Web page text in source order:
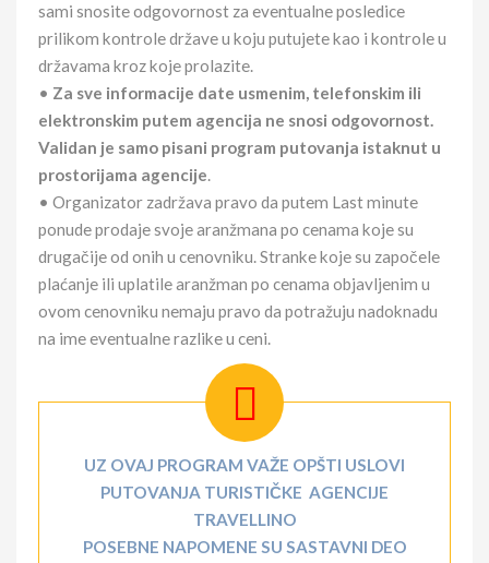
sami snosite odgovornost za eventualne posledice
prilikom kontrole države u koju putujete kao i kontrole u
državama kroz koje prolazite.
• Za sve informacije date usmenim, telefonskim ili
elektronskim putem agencija ne snosi odgovornost.
Validan je samo pisani program putovanja istaknut u
prostorijama agencije.
• Organizator zadržava pravo da putem Last minute
ponude prodaje svoje aranžmana po cenama koje su
drugačije od onih u cenovniku. Stranke koje su započele
plaćanje ili uplatile aranžman po cenama objavljenim u
ovom cenovniku nemaju pravo da potražuju nadoknadu
na ime eventualne razlike u ceni.
UZ OVAJ PROGRAM VAŽE OPŠTI USLOVI
PUTOVANJA TURISTIČKE AGENCIJE
TRAVELLINO
POSEBNE NAPOMENE SU SASTAVNI DEO